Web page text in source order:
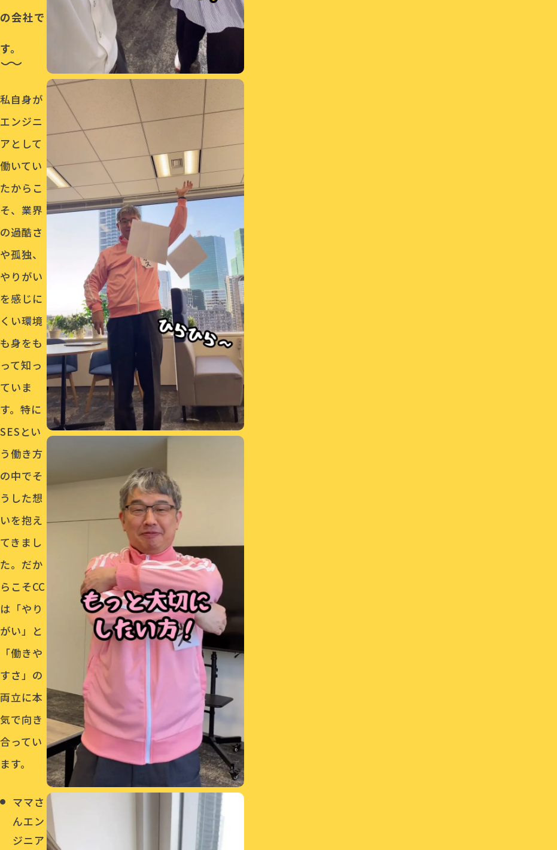
の会社で
す。
私自身が
エンジニ
アとして
働いてい
たからこ
そ、業界
の過酷さ
や孤独、
やりがい
を感じに
くい環境
も身をも
って知っ
ていま
す。特に
SESとい
う働き方
の中でそ
うした想
いを抱え
てきまし
た。だか
らこそCC
は「やり
がい」と
「働きや
すさ」の
両立に本
気で向き
合ってい
ます。
ママさ
んエン
ジニア